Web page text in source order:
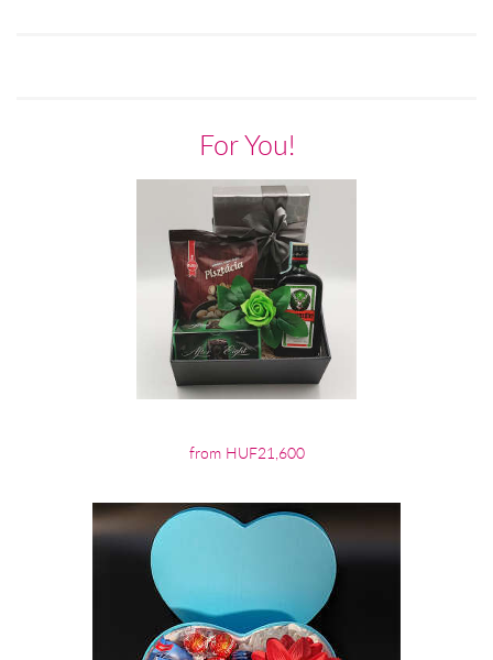
For You!
from HUF21,600